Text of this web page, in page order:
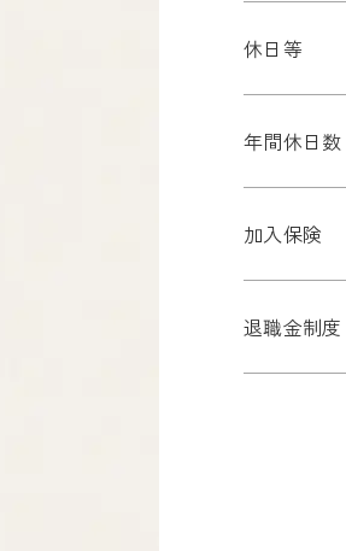
休日等
年間休日数
加入保険
退職金制度